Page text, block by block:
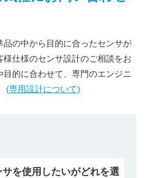
品の中から目的に合ったセンサが
様仕様のセンサ設計のご相談をお
的に合わせて、専門のエンジニ
(専用設計について)
を使用したいがどれを選